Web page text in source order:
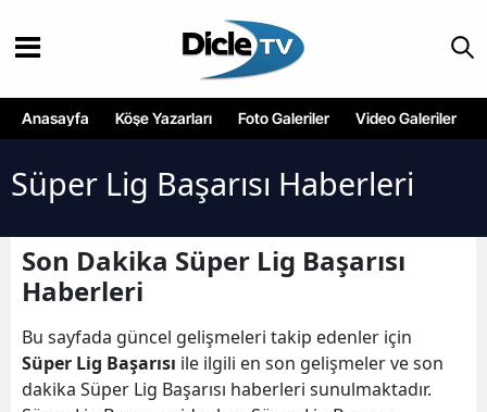
Anasayfa Köşe Yazarları Foto Galeriler Video Galeriler
Süper Lig Başarısı Haberleri
Son Dakika Süper Lig Başarısı
Haberleri
Bu sayfada güncel gelişmeleri takip edenler için
Süper Lig Başarısı ile ilgili en son gelişmeler ve son
dakika Süper Lig Başarısı haberleri sunulmaktadır.